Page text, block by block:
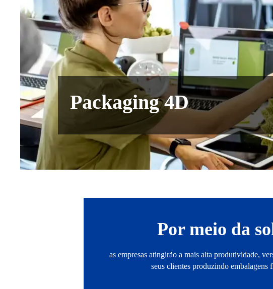
Packaging 4D
Por meio da
as empresas atingirão a mais alta produtividade,
seus clientes produzindo